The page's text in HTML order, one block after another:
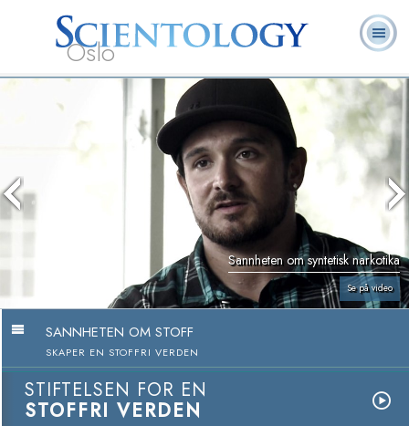
Oslo
L. Ron
Frivillige
Ofte stilte
spørsmål
Bøker
Sannheten om syntetisk narkotika
Se på video
SANNHETEN OM STOFF
SKAPER EN STOFFRI VERDEN
STIFTELSEN FOR EN
STOFFRI VERDEN